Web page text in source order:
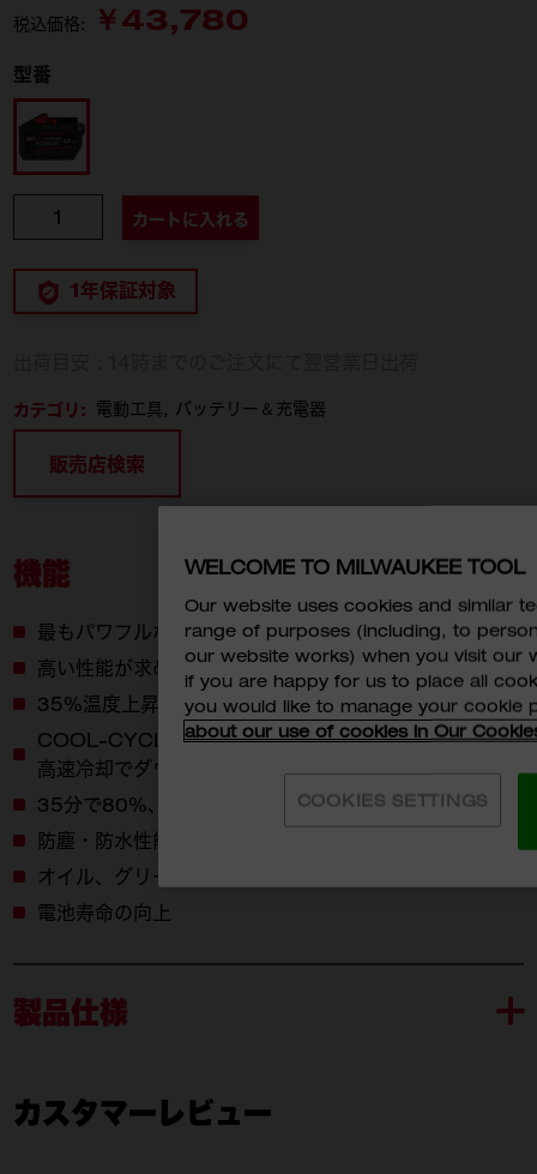
税込価格: ￥43,780
型番
M18 FB12 JP
カートに入れる
1年保証対象
カテゴリ: 電動工具 バッテリー＆充電器
販売店検索
機能
最もパワフルなM18™バッテリー
高い性能が求められる用途でも作業スピードを向上
35%温度上昇を抑えた動作
COOL-CYCLE™対応、アクティブ冷却システムによる
高速冷却でダウンタイムを低減
35分で80%、45分で100%充電可能
防塵・防水性能を向上
オイル、グリース、溶剤への耐性強化
電池寿命の向上
製品仕様
付属品
カスタマーレビュー
WELCOME TO MILWAUKEE TOOL
Our website uses cookies and similar
range of purposes (including, to
our website works) when you visit our
if you are happy for us to place all
you would like to manage your cookie
about our use of cookies in Our
COOKIES SETTINGS